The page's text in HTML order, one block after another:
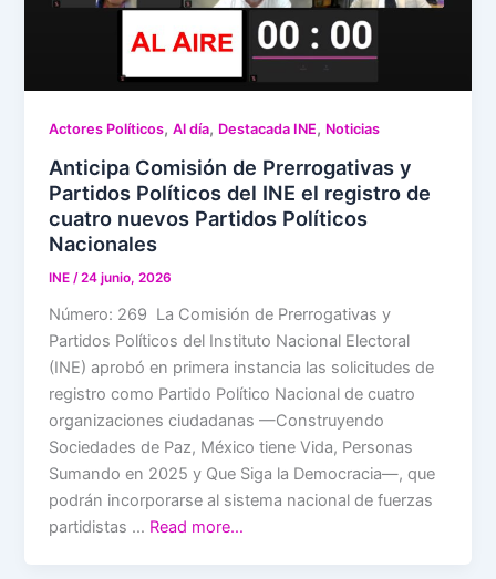
Actores Políticos,Al día, Destacada INE, Noticias
Anticipa Comisión de Prerrogativas y
Partidos Políticos del INE el registro de
cuatro nuevos Partidos Políticos
Nacionales
INE/24 junio, 2026
Número: 269 La Comisión de Prerrogativas y
Partidos Políticos del Instituto Nacional Electoral
(INE) aprobó en primera instancia las solicitudes de
registro como Partido Político Nacional de cuatro
organizaciones ciudadanas —Construyendo
Sociedades de Paz, México tiene Vida, Personas
Sumando en 2025 y Que Siga la Democracia—, que
podrán incorporarse al sistema nacional de fuerzas
partidistas … Read more…